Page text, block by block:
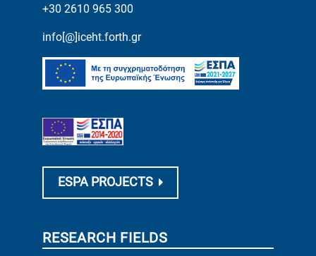
+30 2610 965 300
info[@]iceht.forth.gr
ESPA PROJECTS
RESEARCH FIELDS